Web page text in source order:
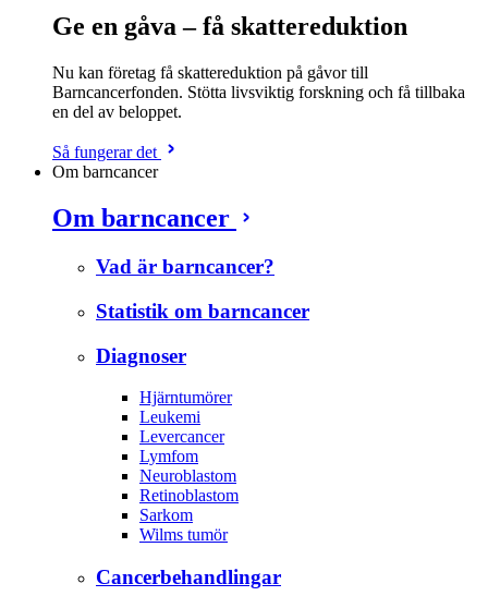
Ge en gåva – få skattereduktion
Nu kan företag få skattereduktion på gåvor till
Barncancerfonden. Stötta livsviktig forskning och få tillbaka
en del av beloppet.
Så fungerar det
Om barncancer
Om barncancer
Vad är barncancer?
Statistik om barncancer
Diagnoser
Hjärntumörer
Leukemi
Levercancer
Lymfom
Neuroblastom
Retinoblastom
Sarkom
Wilms tumör
Cancerbehandlingar